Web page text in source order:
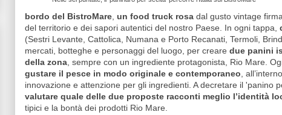
bordo del BistroMare, un food truck rosa dal gusto vintage
del territorio e dei sapori autentici del nostro Paese. In ogni tappa,
(Sestri Levante, Cattolica, Numana e Porto Recanati, Termoli,
mercati, botteghe e personaggi del luogo, per creare due panini
della zona, sempre con un ingrediente protagonista, Rio Mare.
gustare il pesce in modo originale e contemporaneo,
innovazione e attenzione per gli ingredienti. A decretare il 'panino
valutare quale delle due proposte racconti meglio l’identità
tipici e la bontà dei prodotti Rio Mare.